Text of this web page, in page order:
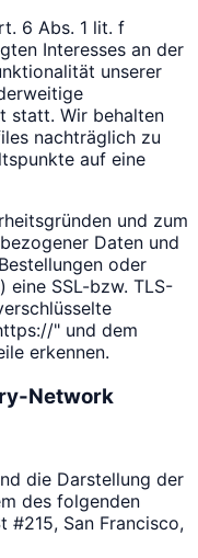
6 Abs. 1 lit. f
Interesses an der
unserer
statt. Wir behalten
nachträglich zu
auf eine
und zum
Daten und
oder
eine SSL-bzw. TLS-
" und dem
erkennen.
Network
die Darstellung der
des folgenden
#215, San Francisco,